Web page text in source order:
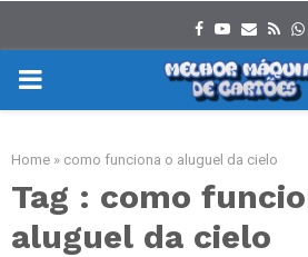
Facebook
Youtube
Email
Rss
PRIMARY
Home » como funciona o aluguel da cielo
Tag : como
aluguel da cielo